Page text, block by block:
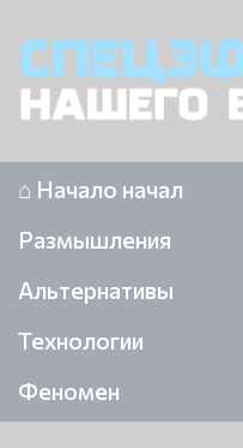
⌂ Начало начал
Размышления
Альтернативы
Технологии
Феномен